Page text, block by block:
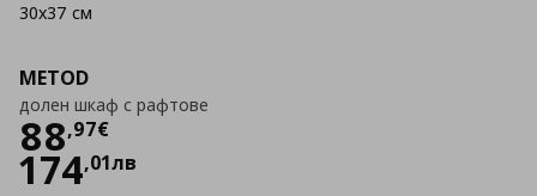
METOD
долен шкаф с рафтове
88,97€
Цена
174,01лв
30x37 см